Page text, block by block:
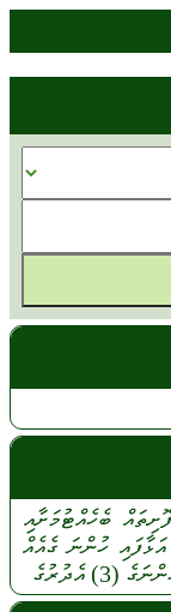
ފޮށިތައް ބެހެއްޓުމަށާއި
އަޅާފައި ހުންނަގެއެއް
(3) އެދުރުގެ